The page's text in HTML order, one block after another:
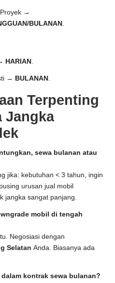
→
BULANAN .
HARIAN .
→ BULANAN .
Terpenting
Jangka
sewa bulanan atau
jika: kebutuhan < 3 tahun, ingin
urusan jual mobil
jangka sangat panjang.
mobil di tengah
Negosiasi dengan
Selatan Anda. Biasanya ada
kontrak sewa bulanan?